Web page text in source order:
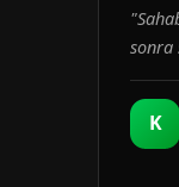
sonra
K